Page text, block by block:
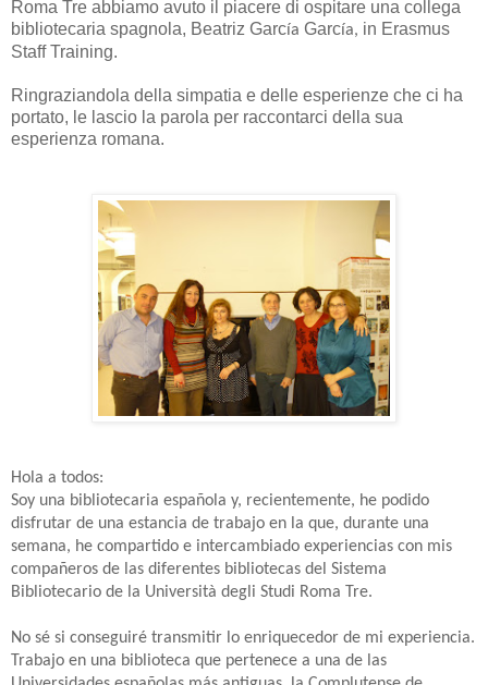
Roma Tre abbiamo avuto il piacere di ospitare una collega
bibliotecaria spagnola, Beatriz García García, in Erasmus
Staff Training.
Ringraziandola della simpatia e delle esperienze che ci ha
portato, le lascio la parola per raccontarci della sua
esperienza romana.
Hola a todos:
Soy una bibliotecaria española y, recientemente, he podido
disfrutar de una estancia de trabajo en la que, durante una
semana, he compartido e intercambiado experiencias con mis
compañeros de las diferentes bibliotecas del Sistema
Bibliotecario de la Università degli Studi Roma Tre.
No sé si conseguiré transmitir lo enriquecedor de mi experiencia.
Trabajo en una biblioteca que pertenece a una de las